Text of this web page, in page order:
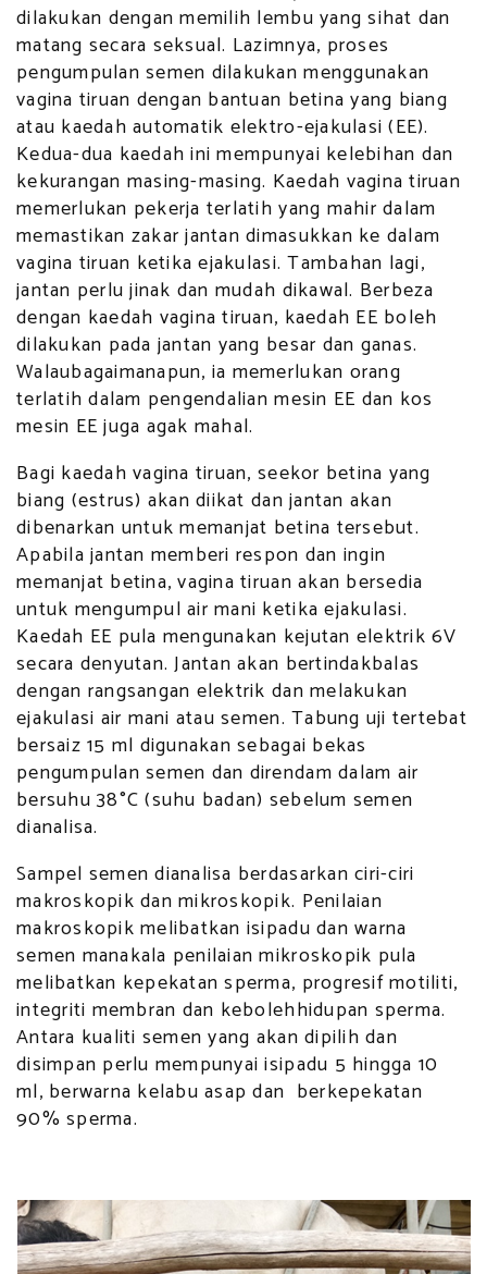
dilakukan dengan memilih lembu yang sihat dan
matang secara seksual. Lazimnya, proses
pengumpulan semen dilakukan menggunakan
vagina tiruan dengan bantuan betina yang biang
atau kaedah automatik elektro-ejakulasi (EE).
Kedua-dua kaedah ini mempunyai kelebihan dan
kekurangan masing-masing. Kaedah vagina tiruan
memerlukan pekerja terlatih yang mahir dalam
memastikan zakar jantan dimasukkan ke dalam
vagina tiruan ketika ejakulasi. Tambahan lagi,
jantan perlu jinak dan mudah dikawal. Berbeza
dengan kaedah vagina tiruan, kaedah EE boleh
dilakukan pada jantan yang besar dan ganas.
Walaubagaimanapun, ia memerlukan orang
terlatih dalam pengendalian mesin EE dan kos
mesin EE juga agak mahal.
Bagi kaedah vagina tiruan, seekor betina yang
biang (estrus) akan diikat dan jantan akan
dibenarkan untuk memanjat betina tersebut.
Apabila jantan memberi respon dan ingin
memanjat betina, vagina tiruan akan bersedia
untuk mengumpul air mani ketika ejakulasi.
Kaedah EE pula mengunakan kejutan elektrik 6V
secara denyutan. Jantan akan bertindakbalas
dengan rangsangan elektrik dan melakukan
ejakulasi air mani atau semen. Tabung uji tertebat
bersaiz 15 ml digunakan sebagai bekas
pengumpulan semen dan direndam dalam air
bersuhu 38°C (suhu badan) sebelum semen
dianalisa.
Sampel semen dianalisa berdasarkan ciri-ciri
makroskopik dan mikroskopik. Penilaian
makroskopik melibatkan isipadu dan warna
semen manakala penilaian mikroskopik pula
melibatkan kepekatan sperma, progresif motiliti,
integriti membran dan kebolehhidupan sperma.
Antara kualiti semen yang akan dipilih dan
disimpan perlu mempunyai isipadu 5 hingga 10
ml, berwarna kelabu asap dan berkepekatan
90% sperma.